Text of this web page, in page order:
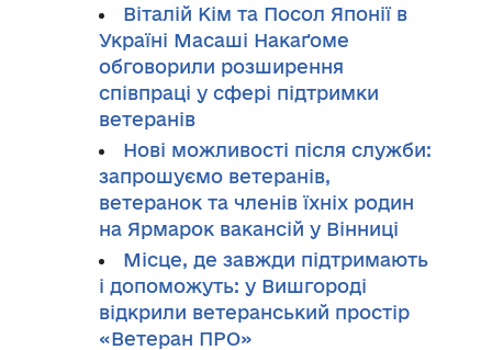
Віталій Кім та Посол Японії в
Україні Масаші Накаґоме
обговорили розширення
співпраці у сфері підтримки
ветеранів
Нові можливості після служби:
запрошуємо ветеранів,
ветеранок та членів їхніх родин
на Ярмарок вакансій у Вінниці
Місце, де завжди підтримають
і допоможуть: у Вишгороді
відкрили ветеранський простір
«Ветеран ПРО»